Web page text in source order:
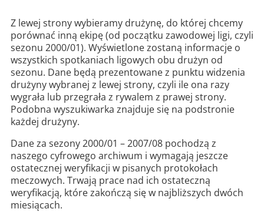
Z lewej strony wybieramy drużynę, do której chcemy
porównać inną ekipę (od początku zawodowej ligi, czyli
sezonu 2000/01). Wyświetlone zostaną informacje o
wszystkich spotkaniach ligowych obu drużyn od
sezonu. Dane będą prezentowane z punktu widzenia
drużyny wybranej z lewej strony, czyli ile ona razy
wygrała lub przegrała z rywalem z prawej strony.
Podobna wyszukiwarka znajduje się na podstronie
każdej drużyny.
Dane za sezony 2000/01 – 2007/08 pochodzą z
naszego cyfrowego archiwum i wymagają jeszcze
ostatecznej weryfikacji w pisanych protokołach
meczowych. Trwają prace nad ich ostateczną
weryfikacją, które zakończą się w najbliższych dwóch
miesiącach.